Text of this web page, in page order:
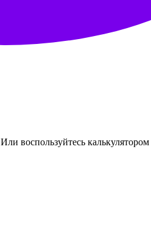
Или воспользуйтесь калькулятором